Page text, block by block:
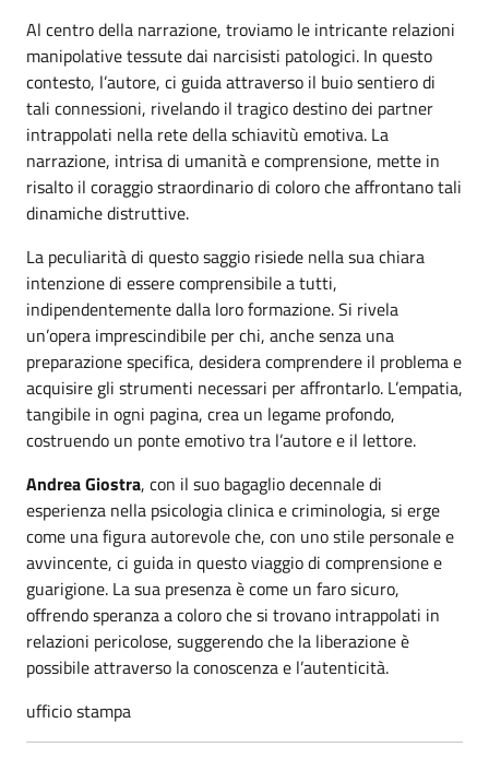
Al centro della narrazione, troviamo le intricante relazioni
manipolative tessute dai narcisisti patologici. In questo
contesto, l’autore, ci guida attraverso il buio sentiero di
tali connessioni, rivelando il tragico destino dei partner
intrappolati nella rete della schiavitù emotiva. La
narrazione, intrisa di umanità e comprensione, mette in
risalto il coraggio straordinario di coloro che affrontano tali
dinamiche distruttive.
La peculiarità di questo saggio risiede nella sua chiara
intenzione di essere comprensibile a tutti,
indipendentemente dalla loro formazione. Si rivela
un’opera imprescindibile per chi, anche senza una
preparazione specifica, desidera comprendere il problema e
acquisire gli strumenti necessari per affrontarlo. L’empatia,
tangibile in ogni pagina, crea un legame profondo,
costruendo un ponte emotivo tra l’autore e il lettore.
Andrea Giostra, con il suo bagaglio decennale di
esperienza nella psicologia clinica e criminologia, si erge
come una figura autorevole che, con uno stile personale e
avvincente, ci guida in questo viaggio di comprensione e
guarigione. La sua presenza è come un faro sicuro,
offrendo speranza a coloro che si trovano intrappolati in
relazioni pericolose, suggerendo che la liberazione è
possibile attraverso la conoscenza e l’autenticità.
ufficio stampa